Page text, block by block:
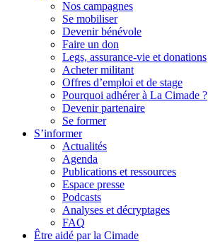
Nos campagnes
Se mobiliser
Devenir bénévole
Faire un don
Legs, assurance-vie et donations
Acheter militant
Offres d’emploi et de stage
Pourquoi adhérer à La Cimade ?
Devenir partenaire
Se former
S’informer
Actualités
Agenda
Publications et ressources
Espace presse
Podcasts
Analyses et décryptages
FAQ
Être aidé par la Cimade